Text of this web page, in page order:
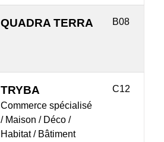
QUADRA TERRA B08
TRYBA
Commerce spécialisé
/ Maison / Déco /
Habitat / Bâtiment
C12